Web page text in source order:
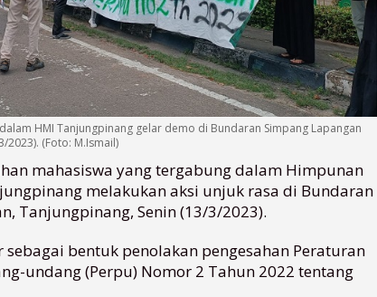
HMI Tanjungpinang gelar demo di Bundaran Simpang Lapangan
2023). (Foto: M.Ismail)
mahasiswa yang tergabung dalam Himpunan
melakukan aksi unjuk rasa di Bundaran
Tanjungpinang, Senin (13/3/2023).
bentuk penolakan pengesahan Peraturan
undang (Perpu) Nomor 2 Tahun 2022 tentang